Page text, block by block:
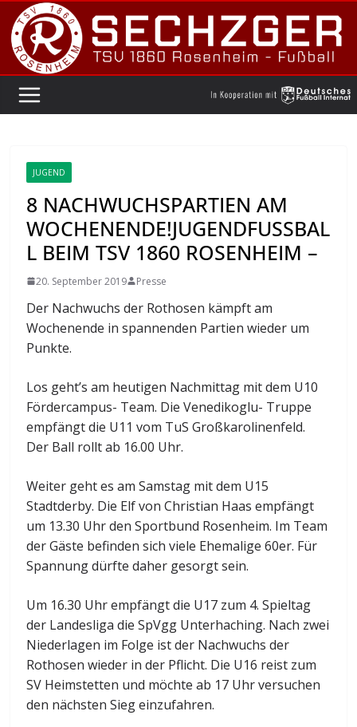
Zum
Inhalt
springen
JUGEND
8 NACHWUCHSPARTIEN AM
WOCHENENDE!JUGENDFUSSBALL
BEIM TSV 1860 ROSENHEIM –
20. September 2019 Presse
Der Nachwuchs der Rothosen kämpft am
Wochenende in spannenden Partien wieder um
Punkte.
Los geht’s am heutigen Nachmittag mit dem U10
Fördercampus- Team. Die Venedikoglu- Truppe
empfängt die U11 vom TuS Großkarolinenfeld.
Der Ball rollt ab 16.00 Uhr.
Weiter geht es am Samstag mit dem U15
Stadtderby. Die Elf von Christian Haas empfängt
um 13.30 Uhr den Sportbund Rosenheim. Im Team
der Gäste befinden sich viele Ehemalige 60er. Für
Spannung dürfte daher gesorgt sein.
Um 16.30 Uhr empfängt die U17 zum 4. Spieltag
der Landesliga die SpVgg Unterhaching. Nach zwei
Niederlagen im Folge ist der Nachwuchs der
Rothosen wieder in der Pflicht. Die U16 reist zum
SV Heimstetten und möchte ab 17 Uhr versuchen
den nächsten Sieg einzufahren.